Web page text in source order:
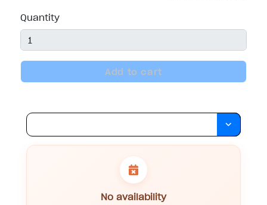
No availability
Quantity
Add to cart